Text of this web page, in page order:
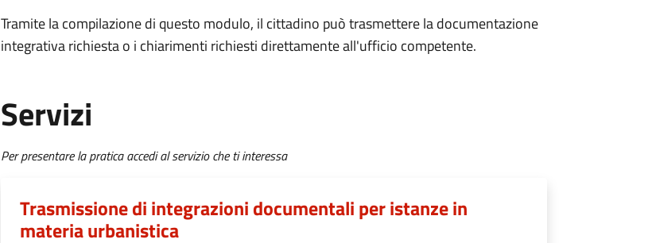
Tramite la compilazione di questo modulo, il cittadino può trasmettere la documentazione
integrativa richiesta o i chiarimenti richiesti direttamente all'ufficio competente.
Servizi
Per presentare la pratica accedi al servizio che ti interessa
Trasmissione di integrazioni documentali per istanze in
materia urbanistica